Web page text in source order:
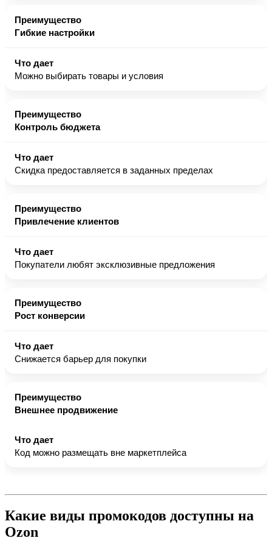
Гибкие настройки
Можно выбирать товары и условия
Контроль бюджета
Скидка предоставляется в заданных пределах
Привлечение клиентов
Покупатели любят эксклюзивные предложения
Рост конверсии
Снижается барьер для покупки
Внешнее продвижение
Код можно размещать вне маркетплейса
Какие виды промокодов доступны на
Ozon